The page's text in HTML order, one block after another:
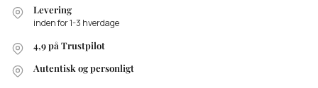
Levering
inden for 1-3 hverdage
4,9 på Trustpilot
Autentisk og personligt